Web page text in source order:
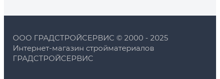
ООО ГРАДСТРОЙСЕРВИС © 2000 - 2025
Интернет-магазин стройматериалов
ГРАДСТРОЙСЕРВИС